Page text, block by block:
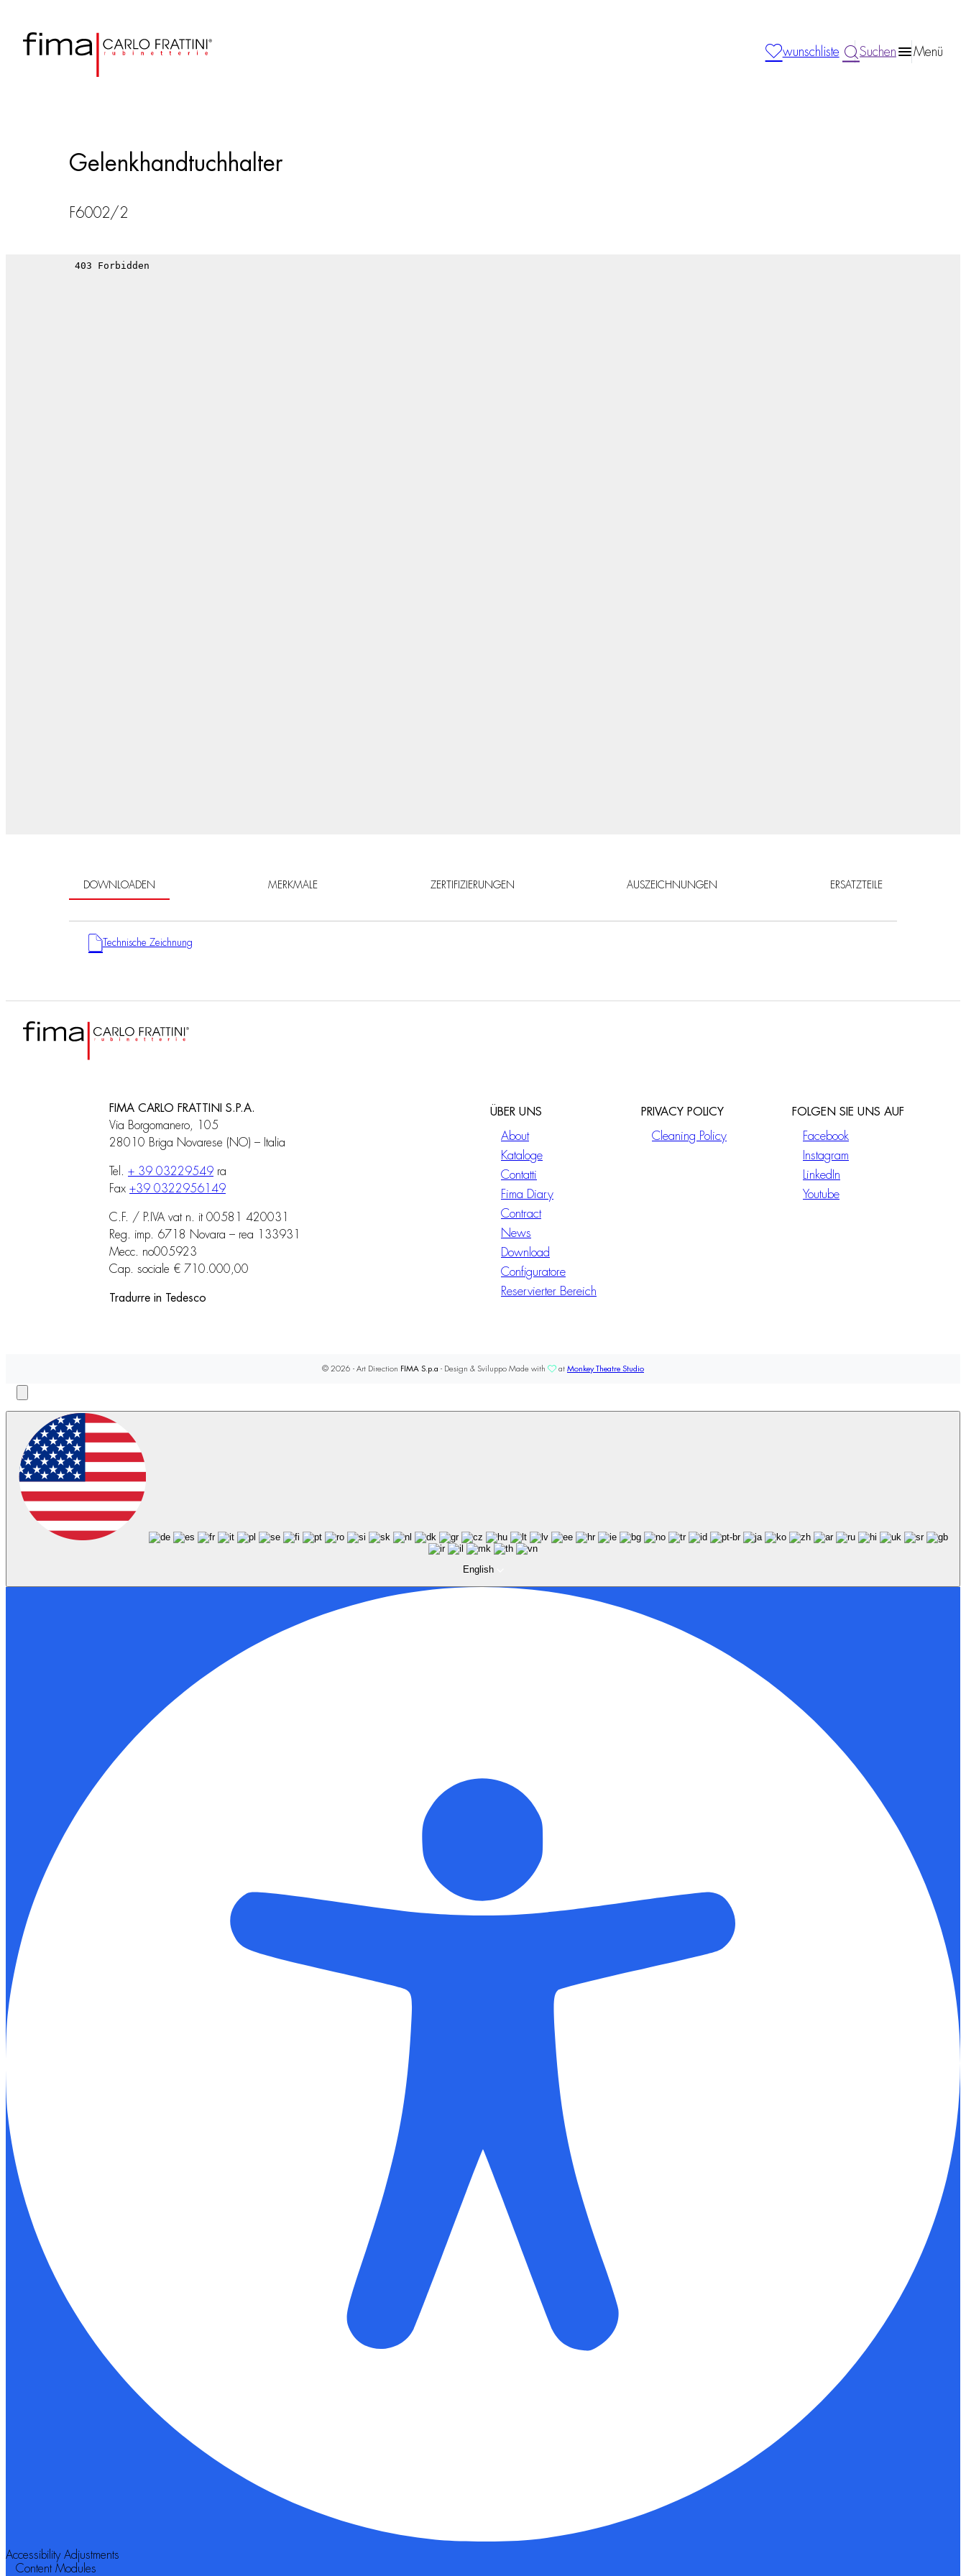
wunschliste Suchen Menü
Gelenkhandtuchhalter
F6002/2
DOWNLOADEN MERKMALE ZERTIFIZIERUNGEN AUSZEICHNUNGEN ERSATZTEILE
Technische Zeichnung
FIMA CARLO FRATTINI S.P.A.
Via Borgomanero, 105
28010 Briga Novarese (NO) – Italia
Tel. + 39 03229549 ra
Fax +39 0322956149
C.F. / P.IVA vat n. it 00581 420031
Reg. imp. 6718 Novara – rea 133931
Mecc. no005923
Cap. sociale € 710.000,00
Tradurre in Tedesco
ÜBER UNS
About
Kataloge
Contatti
Fima Diary
Contract
News
Download
Configuratore
Reservierter Bereich
PRIVACY POLICY
Cleaning Policy
FOLGEN SIE UNS AUF
Facebook
Instagram
LinkedIn
Youtube
© 2026 - Art Direction FIMA S.p.a - Design & Sviluppo Made with at Monkey Theatre Studio
English
Accessibility Adjustments
Content Modules